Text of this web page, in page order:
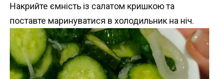
Накрийте ємність із салатом кришкою та
поставте маринуватися в холодильник на ніч.